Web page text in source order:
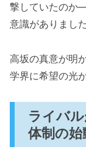
撃していたのか
意識がありました
高坂の真意が明
学界に希望の光
ライバ
体制の始